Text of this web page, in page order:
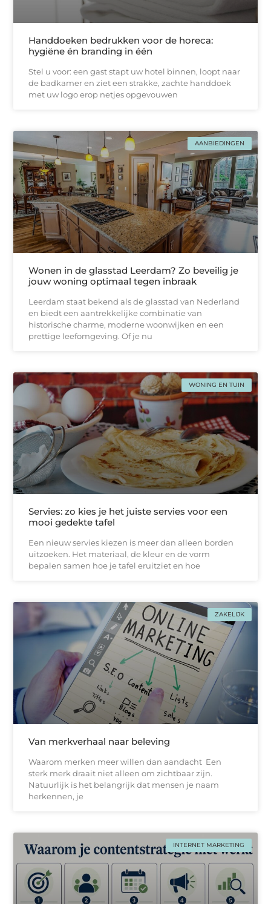
Handdoeken bedrukken voor de horeca:
hygiëne én branding in één
Stel u voor: een gast stapt uw hotel binnen, loopt naar
de badkamer en ziet een strakke, zachtе handdoek
met uw logo erop netjes opgevouwen
AANBIEDINGEN
Wonen in de glasstad Leerdam? Zo beveilig je
jouw woning optimaal tegen inbraak
Leerdam staat bekend als de glasstad van Nederland
en biedt een aantrekkelijke combinatie van
historische charme, moderne woonwijken en een
prettige leefomgeving. Of je nu
WONING EN TUIN
Servies: zo kies je het juiste servies voor een
mooi gedekte tafel
Een nieuw servies kiezen is meer dan alleen borden
uitzoeken. Het materiaal, de kleur en de vorm
bepalen samen hoe je tafel eruitziet en hoe
ZAKELIJK
Van merkverhaal naar beleving
Waarom merken meer willen dan aandacht Een
sterk merk draait niet alleen om zichtbaar zijn.
Natuurlijk is het belangrijk dat mensen je naam
herkennen, je
INTERNET MARKETING